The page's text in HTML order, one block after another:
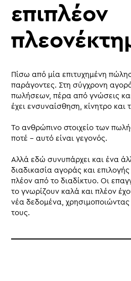
επιπλέον
Πίσω από μία επιτυχημένη
παράγοντες. Στη σύγχρονη
πωλήσεων, πέρα από γνώσεις
έχει ενσυναίσθηση, κίνητρο
Το ανθρώπινο στοιχείο των
ποτέ – αυτό είναι γεγονός.
Αλλά εδώ συνυπάρχει και ένα
διαδικασία αγοράς και
πλέον από το διαδίκτυο. Οι
το γνωρίζουν καλά και πλέον
νέα δεδομένα,
τους.